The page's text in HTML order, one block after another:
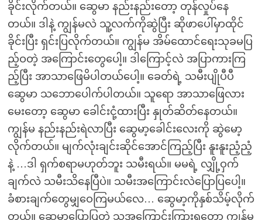
ခိုင်းလိုက်တယ်။ ဆွေမာ နည်းနည်းတော့ တုန်လှုပ်နေ
တယ်။ ဒါနဲ့ ကျွန်မလဲ သူ့လက်ကိုဆွဲပြီး ဆိုဖာပေါ်မှာထိုင်
ခိုင်းပြီး ရှင်းပြလိုက်တယ်။ ကျွန်မ အိမ်ထောင်ရေးသုခမပြ
ည့်ဝတဲ့ အကြောင်းတွေပေါ့။ ဒါကြောင့်လဲ အပြာကားကြ
ည့်ပြီး အာသာဖြေမိပါတယ်ပေါ့။ ခေတ်ရဲ့ သမီးပျိုပီပီ
ဆွေမာ သဘောပေါက်ပါတယ်။ သူရော အာသာဖြေလား
မေးတော့ ဆွေမာ ခေါင်းငုံ့ထားပြီး နှုတ်ဆိတ်နေတယ်။
ကျွန်မ နည်းနည်းရဲလာပြီး ဆွေမာ့ခေါင်းလေးကို ဆွဲမော့
လိုက်တယ်။ မျက်လုံးချင်းဆိုင်အောင်ကြည့်ပြီး နူးနူးညံ့ညံ့
နဲ့ …ဒါ ရှက်စရာမဟုတ်ဘူး သမီးရယ်။ မမရဲ့ လျှို့ဝှက်
ချက်လဲ သမီးသိနေပြီပဲ။ သမီးအကြောင်းလဲပြောပြပေါ့။
ခံစားချက်တွေမျှဝေကြမယ်လေ… ဆွေမာ့ကိုနှစ်သိမ့်လိုက်
တယ်။ ဆွေမာပြောပြတဲ့ သူ့အကြောင်းကြားရတော့ ကျွန်မ